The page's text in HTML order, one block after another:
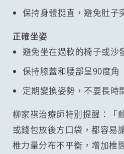
保持身體挺直，避免肚子
正確坐姿
避免坐在過軟的椅子或沙
保持膝蓋和腰部呈90度角
定期變換姿勢，不要長時
柳家祺治療師特別提醒：「
或錢包放後方口袋，都容易
椎力量分布不平衡，增加椎